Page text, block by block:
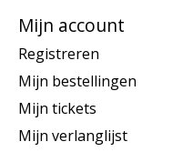
Mijn account
Registreren
Mijn bestellingen
Mijn tickets
Mijn verlanglijst